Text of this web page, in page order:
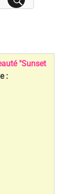
"Sunset
: